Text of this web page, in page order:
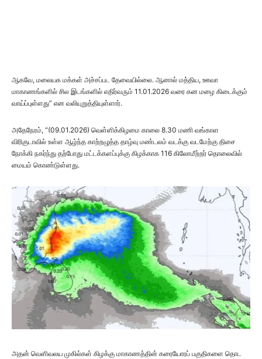
ஆகவே, மலையக மக்கள் அச்சப்பட தேவையில்லை. ஆனால் மத்திய, ஊவா
மாகாணங்களில் சில இடங்களில் எதிர்வரும் 11.01.2026 வரை கன மழை கிடைக்கும்
வாய்ப்புள்ளது” என வலியுறுத்தியுள்ளார்.
அதேநேரம், “(09.01.2026) வெள்ளிக்கிழமை காலை 8.30 மணி வங்காள
விரிகுடாவில் உள்ள ஆழ்ந்த காற்றழுத்த தாழ்வு மண்டலம் வடக்கு வடமேற்கு திசை
நோக்கி நகர்ந்து தற்போது மட்டக்களப்புக்கு கிழக்காக 116 கிலோமீற்றர் தொலைவில்
மையம் கொண்டுள்ளது.
அதன் வெளிவலய முகில்கள் கிழக்கு மாகாணத்தின் கரையோரப் பகுதிகளை தொட